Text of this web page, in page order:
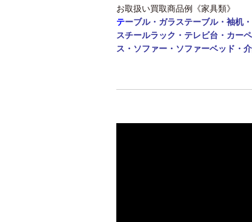
お取扱い買取商品例《家具類》
テーブル・ ガラステーブル・袖机
スチールラック・テレビ台・カー
ス・ソファー・ソファーベッド・